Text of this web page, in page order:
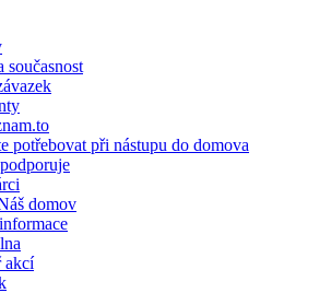
současnost
potřebovat při nástupu do domova
domov
akcí